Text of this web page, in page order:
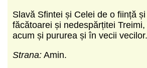
Slavă Sfintei și Celei de o ființă
făcătoarei și nedespărțitei
acum și pururea și în vecii vecilor.
Strana: Amin.